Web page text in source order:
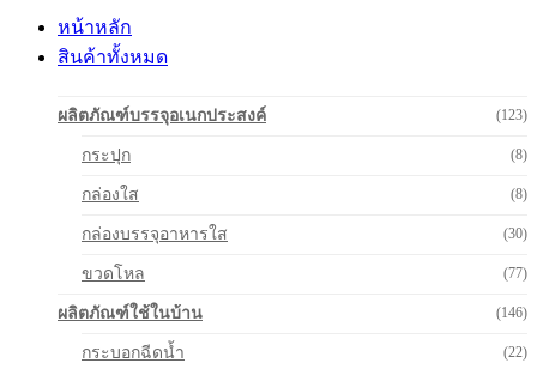
หน้าหลัก
สินค้าทั้งหมด
ผลิตภัณฑ์บรรจุอเนกประสงค์ (123)
กระปุก (8)
กล่องใส (8)
กล่องบรรจุอาหารใส (30)
ขวดโหล (77)
ผลิตภัณฑ์ใช้ในบ้าน (146)
กระบอกฉีดน้ำ (22)